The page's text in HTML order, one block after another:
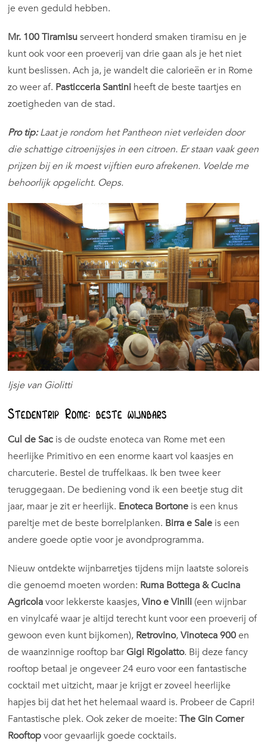
je even geduld hebben.
Mr. 100 Tiramisuserveert honderd smaken tiramisu en je
kunt ook voor een proeverij van drie gaan als je het niet
kunt beslissen. Ach ja, je wandelt die calorieën er in Rome
zo weer af. Pasticceria Santini heeft de beste taartjes en
zoetigheden van de stad.
Pro tip:Laat je rondom het Pantheon niet verleiden door
die schattige citroenijsjes in een citroen. Er staan vaak geen
prijzen bij en ik moest vijftien euro afrekenen. Voelde me
behoorlijk opgelicht. Oeps.
Ijsje van Giolitti
Stedentrip Rome: beste wijnbars
Cul de Sac is de oudste enoteca van Rome met een
heerlijke Primitivo en een enorme kaart vol kaasjes en
charcuterie. Bestel de truffelkaas. Ik ben twee keer
teruggegaan. De bediening vond ik een beetje stug dit
jaar, maar je zit er heerlijk. Enoteca Bortone is een knus
pareltje met de beste borrelplanken. Birra e Sale is een
andere goede optie voor je avondprogramma.
Nieuw ontdekte wijnbarretjes tijdens mijn laatste soloreis
die genoemd moeten worden: Ruma Bottega & Cucina
Agricolavoor lekkerste kaasjes,Vino e Vinili (een wijnbar
en vinylcafé waar je altijd terecht kunt voor een proeverij of
gewoon even kunt bijkomen), Retrovino,Vinoteca 900en
de waanzinnige rooftop barGigi Rigolatto. Bij deze fancy
rooftop betaal je ongeveer 24 euro voor een fantastische
cocktail met uitzicht, maar je krijgt er zoveel heerlijke
hapjes bij dat het het helemaal waard is. Probeer de Capri!
Fantastische plek. Ook zeker de moeite:The Gin Corner
Rooftopvoor gevaarlijk goede cocktails.